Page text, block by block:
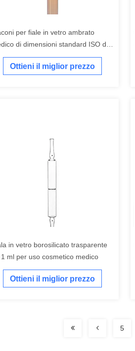
per fiale in vetro ambrato
di dimensioni standard ISO da
ml Flacone per fiale tubolari di
Ottieni il miglior prezzo
in vetro borosilicato trasparente
ml per uso cosmetico medico
Ottieni il miglior prezzo
5